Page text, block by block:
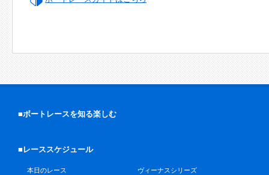
■ボートレースを知る楽しむ
■レーススケジュール
本日のレース
ヴィーナスシリーズ